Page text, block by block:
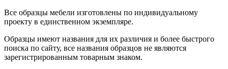
Все образцы мебели изготовлены по индивидуальному
проекту в единственном экземпляре.
Образцы имеют названия для их различия и более быстрого
поиска по сайту, все названия образцов не являются
зарегистрированным товарным знаком.